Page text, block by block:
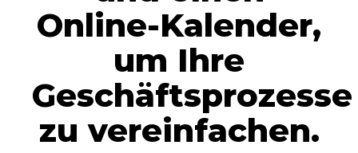
Online-Kalender,
um Ihre
Geschäftsprozesse
zu vereinfachen.